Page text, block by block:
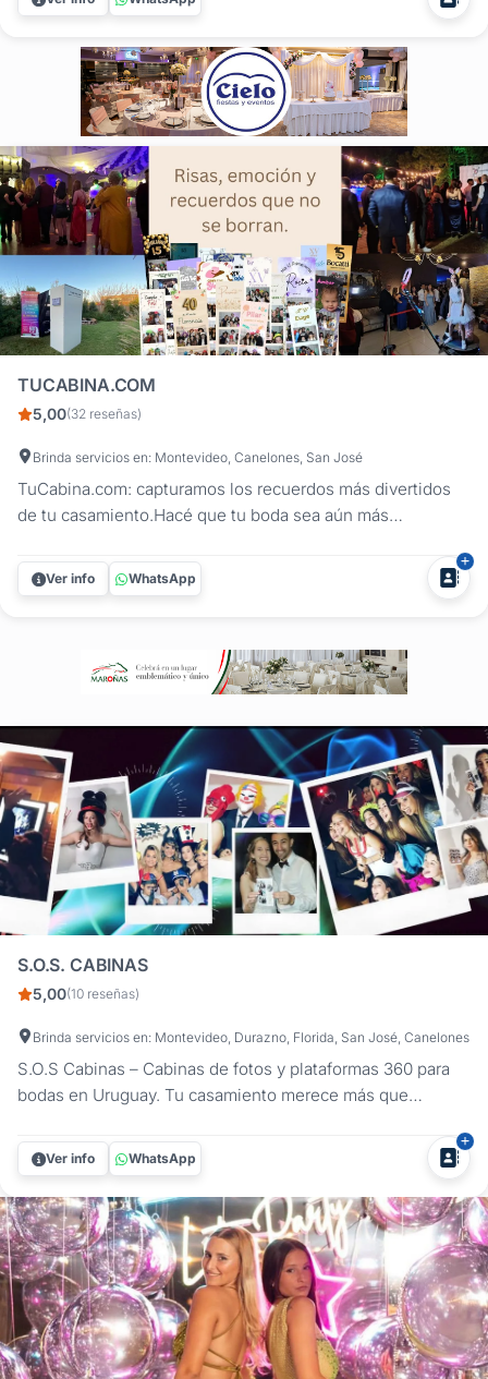
comodidad y seguridad.Recuerdos espontáneos de un día
TUCABINA.COM
5,00(32 reseñas)
Brinda servicios en: Montevideo, Canelones, San José
TuCabina.com: capturamos los recuerdos más divertidos
de tu casamiento.Hacé que tu boda sea aún más
plataforma de entretenimiento 360. En TuCabina.com,
ofrecemos una experiencia innovadora para que vos y tus
Ver info WhatsApp
S.O.S. CABINAS
5,00(10 reseñas)
Brinda servicios en: Montevideo, Durazno, Florida, San José, Canelones
S.O.S Cabinas – Cabinas de fotos y plataformas 360 para
bodas en Uruguay. Tu casamiento merece más que
emoción, diversión y estilo. En S.O.S Cabinas entendemos
que tu boda es uno de los días más importantes de tu vida.
Por eso, ofrecemos...
Ver info WhatsApp